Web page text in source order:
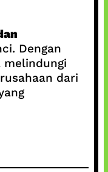
Dengan
melindungi
dari